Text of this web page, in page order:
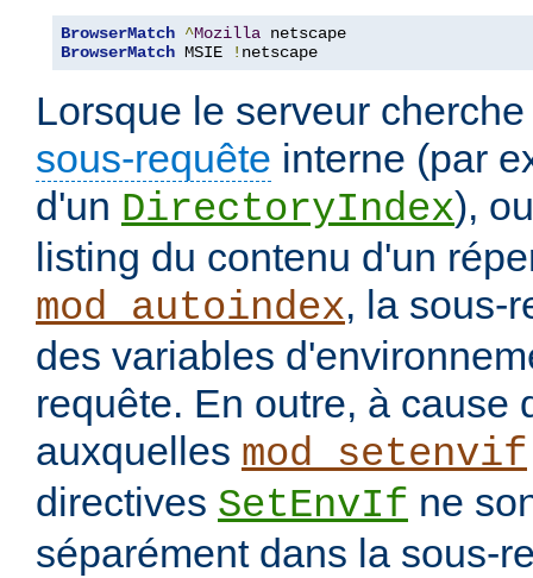
BrowserMatch ^Mozilla
BrowserMatch MSIE ! netscape
Lorsque le serveur
sous-requête interne (par
d'un DirectoryIndex),
listing du contenu d'un
mod_autoindex, la sous-
des variables
requête. En outre, à cause
auxquelles mod_setenvif
directives SetEnvIf ne
séparément dans la sous-